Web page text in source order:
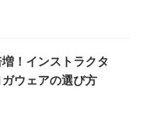
！インストラクタ
ウェアの選び方